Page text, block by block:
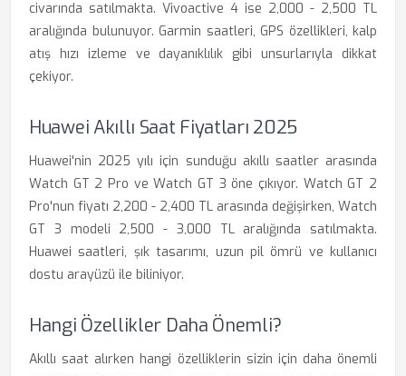
civarında satılmakta. Vivoactive 4 ise 2,000 - 2,500 TL
aralığında bulunuyor. Garmin saatleri, GPS özellikleri, kalp
atış hızı izleme ve dayanıklılık gibi unsurlarıyla dikkat
çekiyor.
Huawei Akıllı Saat Fiyatları 2025
Huawei'nin 2025 yılı için sunduğu akıllı saatler arasında
Watch GT 2 Pro ve Watch GT 3 öne çıkıyor. Watch GT 2
Pro'nun fiyatı 2,200 - 2,400 TL arasında değişirken, Watch
GT 3 modeli 2,500 - 3,000 TL aralığında satılmakta.
Huawei saatleri, şık tasarımı, uzun pil ömrü ve kullanıcı
dostu arayüzü ile biliniyor.
Hangi Özellikler Daha Önemli?
Akıllı saat alırken hangi özelliklerin sizin için daha önemli